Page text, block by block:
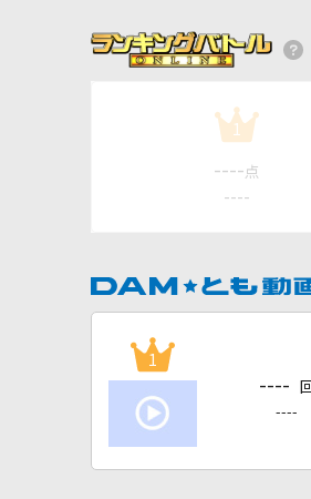
1
---- 点
----
1
---- 回
----